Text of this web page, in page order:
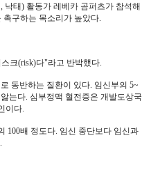
태) 활동가 레베카 곰퍼츠가 참석해
구하는 목소리가 높았다.
크(risk)다"라고 반박했다.
동반하는 질환이 있다. 임신부의 5~
는다. 심부정맥 혈전증은 개발도상국
이다.
100배 정도다. 임신 중단보다 임신과